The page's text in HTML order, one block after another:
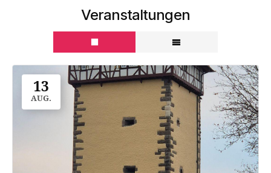
Veranstaltungen
13
AUG.